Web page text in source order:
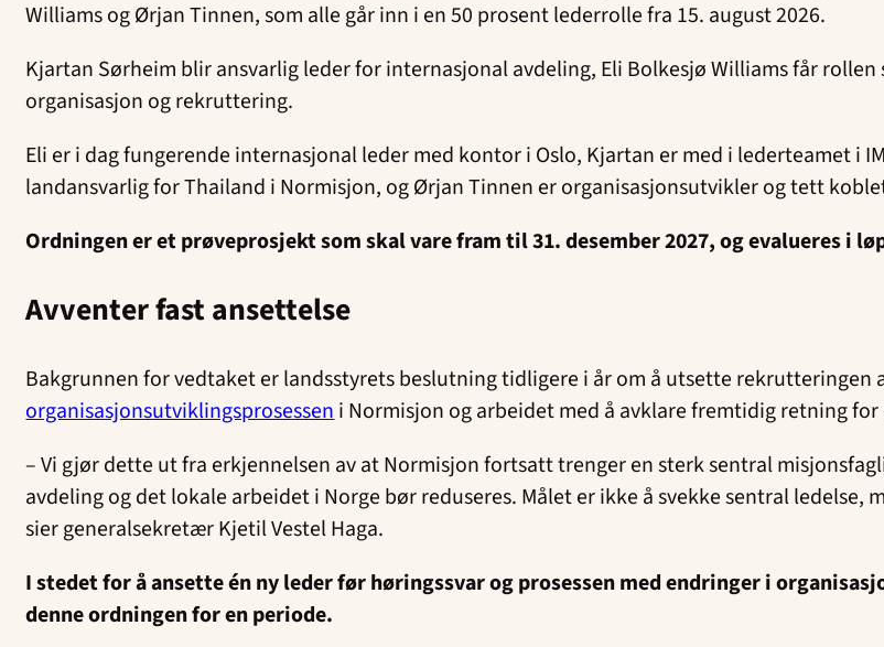
Williams og Ørjan Tinnen, som alle går inn i en 50 prosent lederrolle fra 15. august 2026.
Kjartan Sørheim blir ansvarlig leder for internasjonal avdeling, Eli Bolkesjø Williams får
organisasjon og rekruttering.
Eli er i dag fungerende internasjonal leder med kontor i Oslo, Kjartan er med i lederteamet i
landansvarlig for Thailand i Normisjon, og Ørjan Tinnen er organisasjonsutvikler og tett
Ordningen er et prøveprosjekt som skal vare fram til 31. desember 2027, og evalueres i
Avventer fast ansettelse
Bakgrunnen for vedtaket er landsstyrets beslutning tidligere i år om å utsette rekrutteringen
organisasjonsutviklingsprosesseni Normisjon og arbeidet med å avklare fremtidig retning
– Vi gjør dette ut fra erkjennelsen av at Normisjon fortsatt trenger en sterk sentral
avdeling og det lokale arbeidet i Norge bør reduseres. Målet er ikke å svekke sentral
sier generalsekretær Kjetil Vestel Haga.
I stedet for å ansette én ny leder før høringssvar og prosessen med endringer i
denne ordningen for en periode.